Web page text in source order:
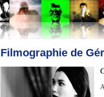
Filmographie de